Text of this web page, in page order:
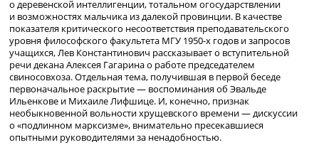
о деревенской интеллигенции, тотальном огосударствлении
и возможностях мальчика из далекой провинции. В качестве
показателя критического несоответствия преподавательского
уровня философского факультета МГУ 1950-хгодов и запросов
учащихся, Лев Константинович рассказывает о вступительной
речи декана Алексея Гагарина о работе председателем
свиносовхоза. Отдельная тема, получившая в первой беседе
первоначальное раскрытие — воспоминания об Эвальде
Ильенкове и Михаиле Лифшице. И, конечно, признак
необыкновенной вольности хрущевского времени — дискуссии
о «подлинном марксизме», внимательно пресекавшиеся
опытными руководителями за ненадобностью.